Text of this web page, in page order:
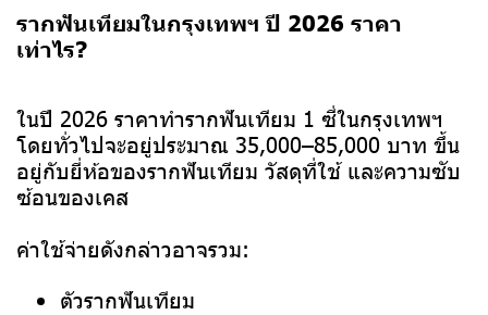
รากฟันเทียมในกรุงเทพฯ ปี 2026 ราคา
เท่าไร?
ในปี 2026 ราคาทำรากฟันเทียม 1 ซี่ในกรุงเทพฯ
โดยทั่วไปจะอยู่ประมาณ 35,000–85,000 บาท ขึ้น
อยู่กับยี่ห้อของรากฟันเทียม วัสดุที่ใช้ และความซับ
ซ้อนของเคส
ค่าใช้จ่ายดังกล่าวอาจรวม:
ตัวรากฟันเทียม